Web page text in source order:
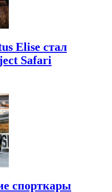
Elise стал
Safari
спорткары